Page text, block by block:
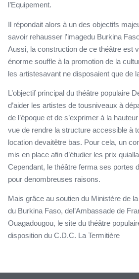
l’Equipement.
Il répondait alors à un des objectifs
savoir rehausser l’imagedu Burkina
Aussi, la construction de ce théâtre est
énorme souffle à la promotion de la
les artistesavant ne disposaient que de
L’objectif principal du théâtre populaire
d’aider les artistes de tousniveaux à
de l’époque et de s’exprimer à la
vue de rendre la structure accessible à
location devaitêtre bas. Pour cela, un
mis en place afin d’étudier les prix
Cependant, le théâtre ferma ses portes
pour denombreuses raisons.
Mais grâce au soutien du Ministère de
du Burkina Faso, del’Ambassade de
Ouagadougou, le site du théâtre
disposition du C.D.C. La Termitière